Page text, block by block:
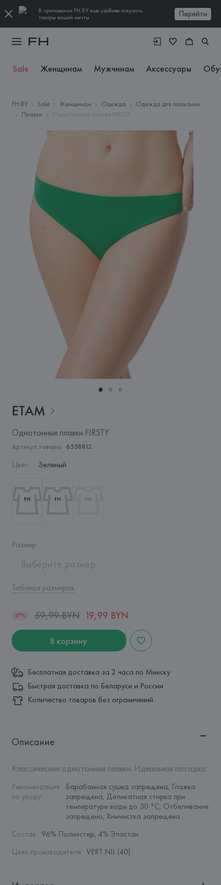
В приложении FH.BY еще удобнее покупать
товары вашей мечты
Перейти
Sale Женщинам Мужчинам Аксессуары
FH.BY Sale Женщинам Одежда
Одежда для плавания
Плавки
Однотонные плавки FIRSTY
ETAM
Однотонные плавки FIRSTY
Артикул товара: 6538812
Цвет: Зеленый
Размер:
Выберите размер
Таблица размеров
67% 59,99 BYN 19,99 BYN
В корзину
Бесплатная доставка за 2 часа по Минску
Быстрая доставка по Беларуси и России
Количество товаров без ограничений
Описание
Классические однотонные плавки. Идеальная посадка.
Рекомендация
по уходу:
Барабанная сушка запрещена, Глажка
запрещена, Деликатная стирка при
температуре воды до 30 °C, Отбеливание
запрещено, Химчистка запрещена
Состав: 96% Полиэстер, 4% Эластан
Цвет производителя: VERT NIL (40)